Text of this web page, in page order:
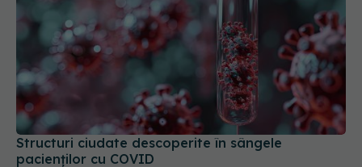
Structuri ciudate descoperite în sângele
pacienților cu COVID
23 noi 2025, 16:19